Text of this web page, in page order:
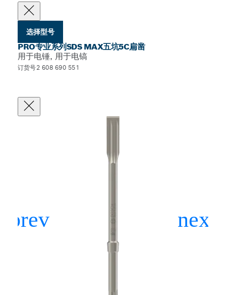
选择型号
PRO专业系列SDS MAX五坑5C扁凿
用于电锤, 用于电镐
订货号2 608 690 551